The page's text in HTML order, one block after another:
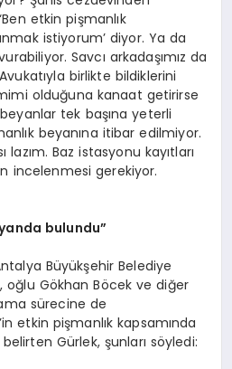
etkin pişmanlık
istiyorum’ diyor. Ya da
Savcı arkadaşımız da
birlikte bildiklerini
olduğuna kanaat getirirse
tek başına yeterli
beyanına itibar edilmiyor.
lazım. Baz istasyonu kayıtları
incelenmesi gerekiyor.
bulundu”
Büyükşehir Belediye
oğlu Gökhan Böcek ve diğer
sürecine de
etkin pişmanlık kapsamında
Gürlek, şunları söyledi: